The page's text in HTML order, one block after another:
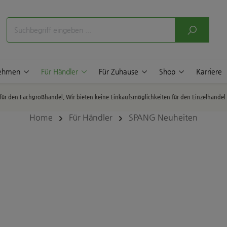
Für Händler Für Zuhause Shop Karriere
den Fachgroßhandel. Wir bieten keine Einkaufsmöglichkeiten für den Einzelhandel
Home Für Händler SPANG Neuheiten